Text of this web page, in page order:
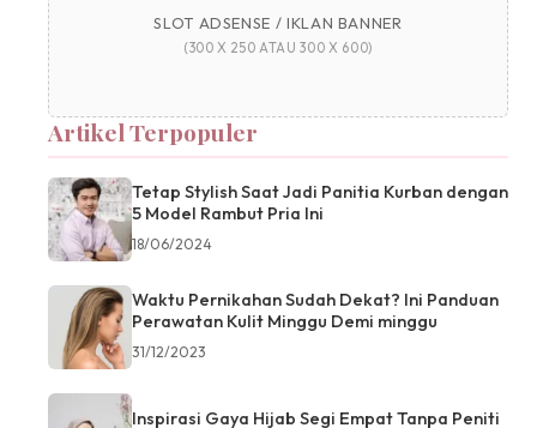
SLOT ADSENSE / IKLAN BANNER
(300 X 250 ATAU 300 X 600)
Artikel Terpopuler
Tetap Stylish Saat Jadi Panitia Kurban dengan
5 Model Rambut Pria Ini
18/06/2024
Waktu Pernikahan Sudah Dekat? Ini Panduan
Perawatan Kulit Minggu Demi minggu
31/12/2023
Inspirasi Gaya Hijab Segi Empat Tanpa Peniti